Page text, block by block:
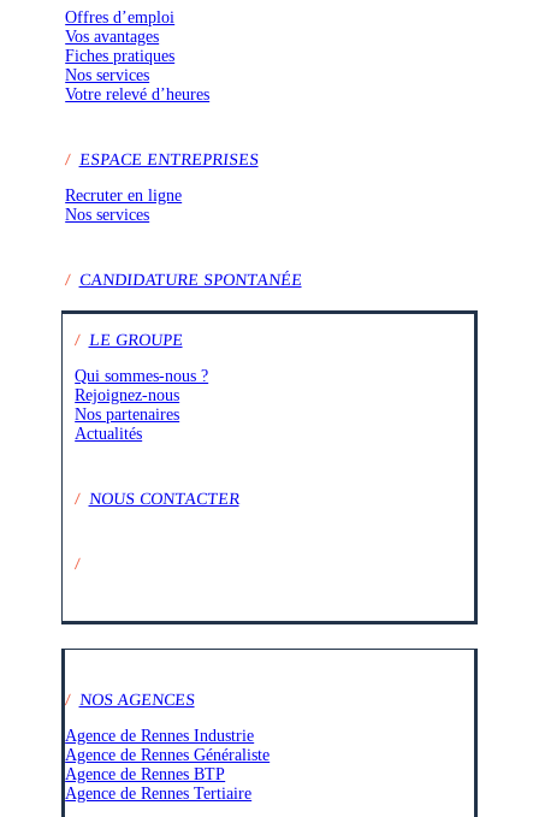
Offres d’emploi
Vos avantages
Fiches pratiques
Nos services
Votre relevé d’heures
/ ESPACE ENTREPRISES
Recruter en ligne
Nos services
/ CANDIDATURE SPONTANÉE
/ LE GROUPE
Qui sommes-nous ?
Rejoignez-nous
Nos partenaires
Actualités
/NOUS CONTACTER
/
/ NOS AGENCES
Agence de Rennes Industrie
Agence de Rennes Généraliste
Agence de Rennes BTP
Agence de Rennes Tertiaire